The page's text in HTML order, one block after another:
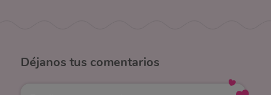
Déjanos tus comentarios